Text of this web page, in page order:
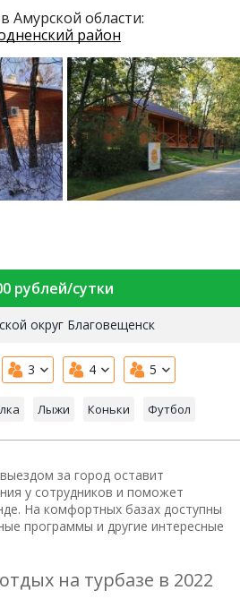
Амурской области:
район
рублей/сутки
округ Благовещенск
3 4 5
Лыжи Коньки Футбол
за город оставит
у сотрудников и поможет
На комфортных базах доступны
программы и другие интересные
на турбазе в 2022